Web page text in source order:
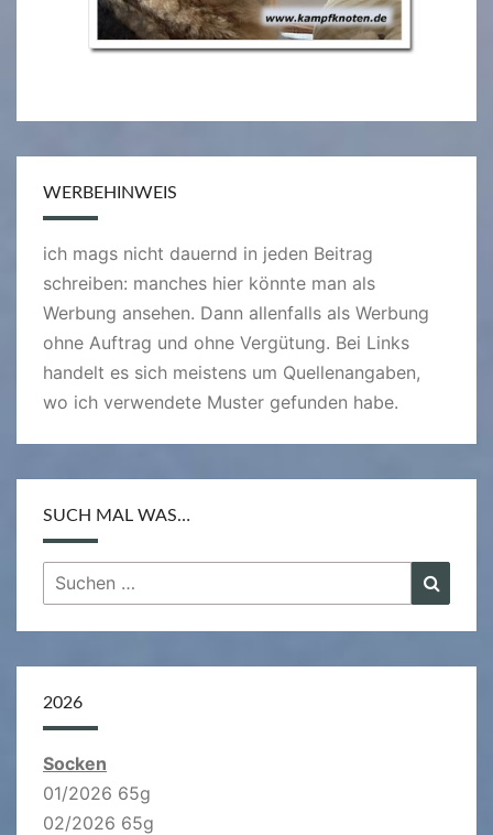
WERBEHINWEIS
ich mags nicht dauernd in jeden Beitrag
schreiben: manches hier könnte man als
Werbung ansehen. Dann allenfalls als Werbung
ohne Auftrag und ohne Vergütung. Bei Links
handelt es sich meistens um Quellenangaben,
wo ich verwendete Muster gefunden habe.
SUCH MAL WAS…
Suchen
nach:
2026
Socken
01/2026 65g
02/2026 65g